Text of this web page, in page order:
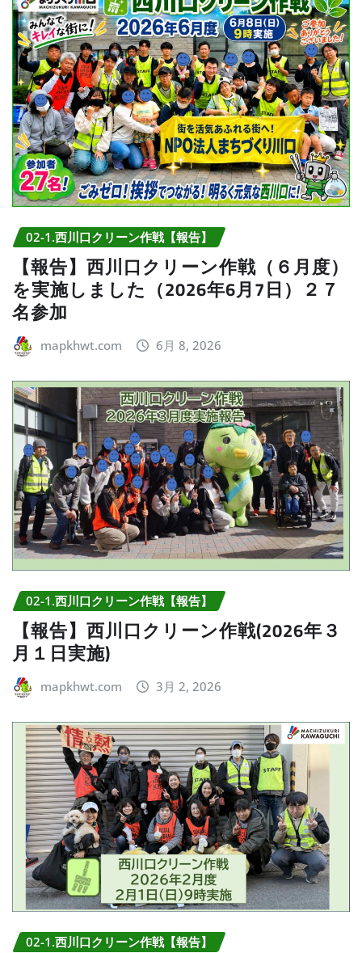
02-1.西川口クリーン作戦【報告】
【報告】西川口クリーン作戦（６月度）
を実施しました（2026年6月7日）２７
名参加
mapkhwt.com 6月 8, 2026
02-1.西川口クリーン作戦【報告】
【報告】西川口クリーン作戦(2026年３
月１日実施)
mapkhwt.com 3月 2, 2026
02-1.西川口クリーン作戦【報告】